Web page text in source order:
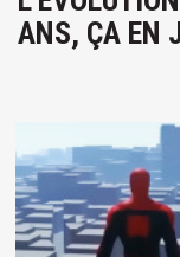
ANS, ÇA EN